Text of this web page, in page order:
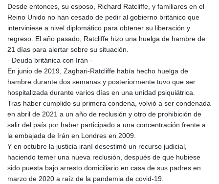
Desde entonces, su esposo, Richard Ratcliffe, y familiares en el
Reino Unido no han cesado de pedir al gobierno británico que
interviniese a nivel diplomático para obtener su liberación y
regreso. El año pasado, Ratcliffe hizo una huelga de hambre de
21 días para alertar sobre su situación.
- Deuda británica con Irán -
En junio de 2019, Zaghari-Ratcliffe había hecho huelga de
hambre durante dos semanas y posteriormente tuvo que ser
hospitalizada durante varios días en una unidad psiquiátrica.
Tras haber cumplido su primera condena, volvió a ser condenada
en abril de 2021 a un año de reclusión y otro de prohibición de
salir del país por haber participado a una concentración frente a
la embajada de Irán en Londres en 2009.
Y en octubre la justicia iraní desestimó un recurso judicial,
haciendo temer una nueva reclusión, después de que hubiese
sido puesta bajo arresto domiciliario en casa de sus padres en
marzo de 2020 a raíz de la pandemia de covid-19.